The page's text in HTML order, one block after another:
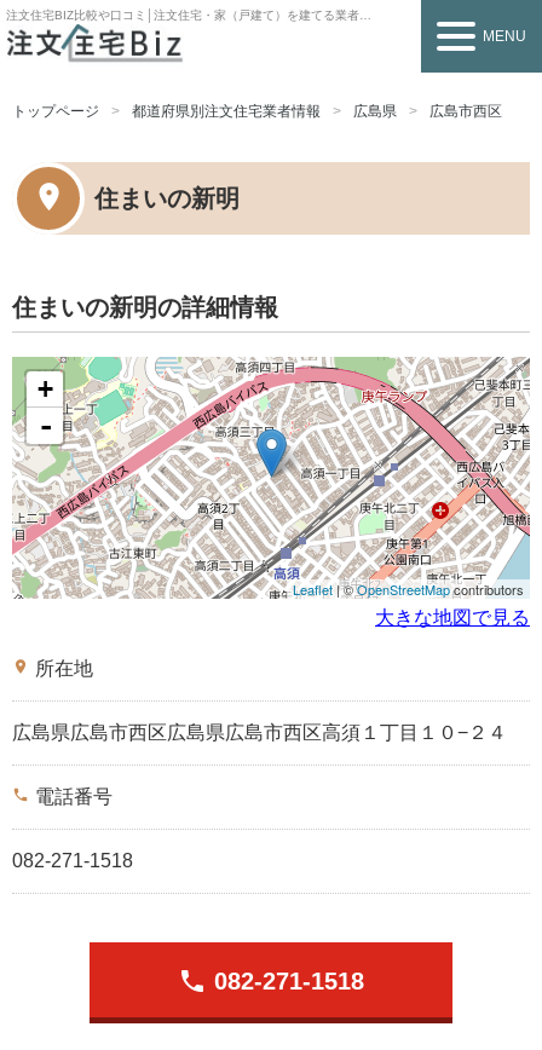
注文住宅BIZ比較や口コミ│注文住宅・家（戸建て）を建てる業者を探すなら
MENU
トップページ 都道府県別注文住宅業者情報 広島県 広島市西区
住まいの新明
住まいの新明の詳細情報
+
-
Leaflet| ©OpenStreetMapcontributors
大きな地図で見る
place 所在地
広島県広島市西区広島県広島市西区高須１丁目１０−２４
phone 電話番号
082-271-1518
phone 082-271-1518